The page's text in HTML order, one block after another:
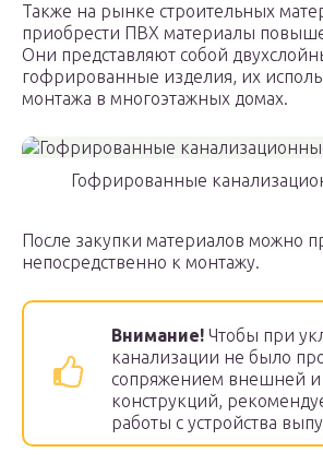
Также на рынке строительных
приобрести ПВХ материалы
Они представляют собой
гофрированные изделия, их
монтажа в многоэтажных домах.
Гофрированные
После закупки материалов можно
непосредственно к монтажу.
Внимание! Чтобы при
канализации не было
сопряжением внешней и
конструкций,
работы с устройства